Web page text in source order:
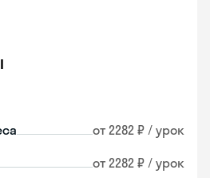
от 2282 ₽ / урок
от 2282 ₽ / урок